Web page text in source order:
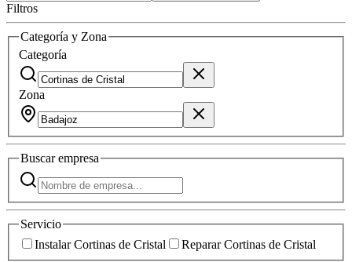
Filtros
Categoría y Zona
Categoría
Zona
Buscarempresa
Servicio
Instalar Cortinas de Cristal
Reparar Cortinas de Cristal